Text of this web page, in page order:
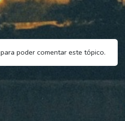
para poder comentar este tópico.